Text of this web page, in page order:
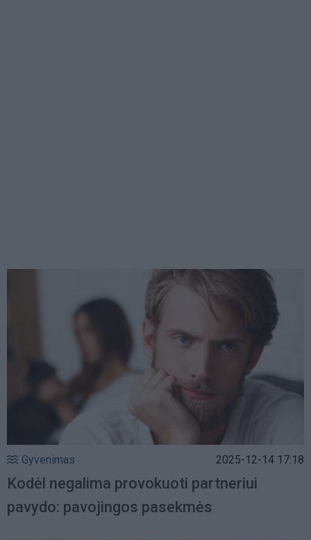
Gyvenimas 2025-12-14 17:18
Kodėl negalima provokuoti partneriui
pavydo: pavojingos pasekmės